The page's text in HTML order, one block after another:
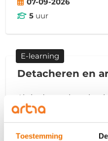
Toestemming
5uur
E-learning
Detacheren en
Als je deze e-learning
professioneel en met
omgaan met je
opdrachtgevers. Je